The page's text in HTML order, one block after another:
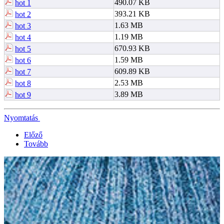
hot 1
490.07 KB
hot 2
393.21 KB
hot 3
1.63 MB
hot 4
1.19 MB
hot 5
670.93 KB
hot 6
1.59 MB
hot 7
609.89 KB
hot 8
2.53 MB
hot 9
3.89 MB
Nyomtatás
Előző
Tovább